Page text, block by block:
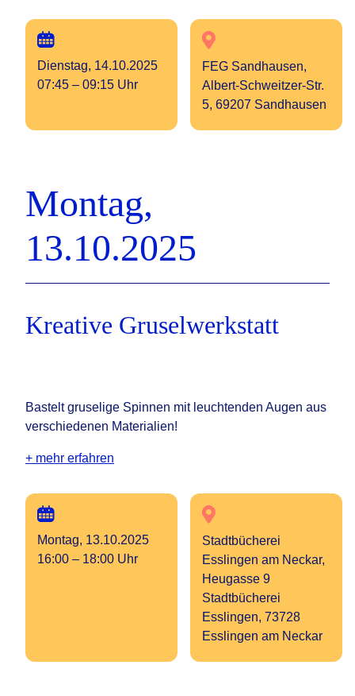
Dienstag, 14.10.2025
07:45 – 09:15 Uhr
FEG Sandhausen,
Albert-Schweitzer-Str.
5, 69207 Sandhausen
Montag,
13.10.2025
Kreative Gruselwerkstatt
Bastelt gruselige Spinnen mit leuchtenden Augen aus
verschiedenen Materialien!
+ mehr erfahren
Montag, 13.10.2025
16:00 – 18:00 Uhr
Stadtbücherei
Esslingen am Neckar,
Heugasse 9
Stadtbücherei
Esslingen, 73728
Esslingen am Neckar